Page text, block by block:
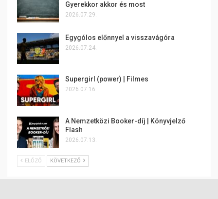
Gyerekkor akkor és most
2026.07.29.
Egygólos előnnyel a visszavágóra
2026.07.24.
Supergirl (power) | Filmes
2026.07.16.
A Nemzetközi Booker-díj | Könyvjelző
Flash
2026.07.13.
ELŐZŐ KÖVETKEZŐ